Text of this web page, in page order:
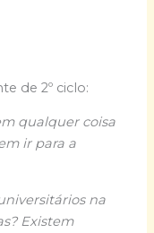
de 2º ciclo:
qualquer coisa
ir para a
na
Existem